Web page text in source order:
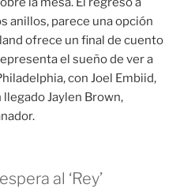
anillos, parece una opción
ofrece un final de cuento
el sueño de ver a
con Joel Embiid,
Jaylen Brown,
al ‘Rey’